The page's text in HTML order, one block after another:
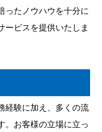
ったノウハウを十分に
ービスを提供いたしま
経験に加え、多くの流
。お客様の立場に立っ